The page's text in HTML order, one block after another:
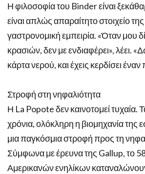
Η φιλοσοφία του Binder είναι
είναι απλώς απαραίτητο στοιχείο της
γαστρονομική εμπειρία. «Όταν μου
κρασιών, δεν με ενδιαφέρει», λέει.
κάρτα νερού, και έχεις κερδίσει έναν
Στροφή στη νηφαλιότητα
Η La Popote δεν καινοτομεί τυχαία.
χρόνια, ολόκληρη η βιομηχανία της
μια παγκόσμια στροφή προς τη
Σύμφωνα με έρευνα της Gallup, το
Αμερικανών ενηλίκων